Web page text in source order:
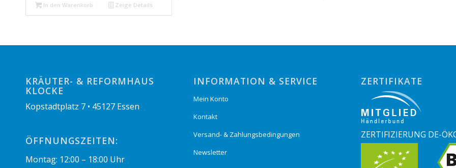
In den Warenkorb Zeige Details
KRÄUTER- & REFORMHAUS
KLOCKE
Kopstadtplatz 7 • 45127 Essen
ÖFFNUNGSZEITEN:
Montag: 12:00 – 18:00 Uhr
INFORMATION & SERVICE
Mein Konto
Kontakt
Versand- & Zahlungsbedingungen
Newsletter
ZERTIFIKATE
ZERTIFIZIERUNG DE-